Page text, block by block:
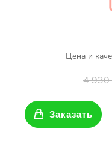
Цена и
4 930
Заказать